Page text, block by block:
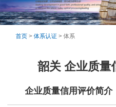
首页 > 体系认证 > 体系
韶关 企业质量
企业质量信用评价简介